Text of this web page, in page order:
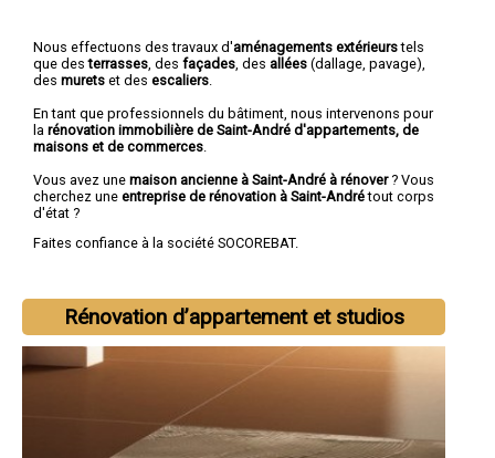
Nous effectuons des travaux d'aménagements extérieurstels
que desterrasses , des façades , des allées (dallage, pavage),
des murets et des escaliers
En tant que professionnels du bâtiment, nous intervenons pour
la rénovation immobilière de Saint-André d'appartements, de
maisons et de commerces
Vous avez une maison ancienne à Saint-André à rénover? Vous
cherchez une entreprise de rénovation à Saint-Andrétout corps
d'état ?
Faites confiance à la société SOCOREBAT.
Rénovation d’appartement et studios